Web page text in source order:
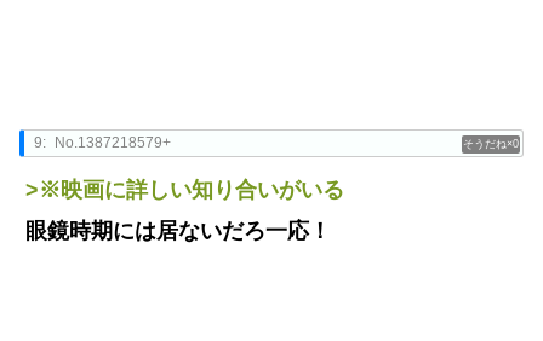
0
9: No.1387218579+
>※映画に詳しい知り合いがいる
眼鏡時期には居ないだろ一応！